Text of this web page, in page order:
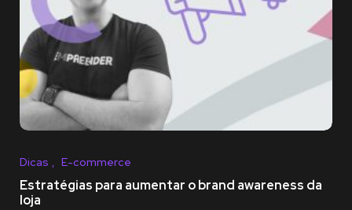
Dicas E-commerce
Estratégias para aumentar o brand awareness da
loja